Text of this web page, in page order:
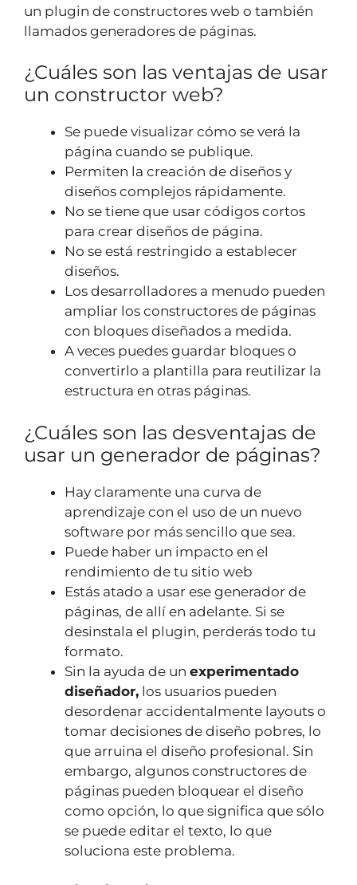
un plugin de constructores web o también
llamados generadores de páginas.
¿Cuáles son las ventajas de usar
un constructor web?
Se puede visualizar cómo se verá la
página cuando se publique.
Permiten la creación de diseños y
diseños complejos rápidamente.
No se tiene que usar códigos cortos
para crear diseños de página.
No se está restringido a establecer
diseños.
Los desarrolladores a menudo pueden
ampliar los constructores de páginas
con bloques diseñados a medida.
A veces puedes guardar bloques o
convertirlo a plantilla para reutilizar la
estructura en otras páginas.
¿Cuáles son las desventajas de
usar un generador de páginas?
Hay claramente una curva de
aprendizaje con el uso de un nuevo
software por más sencillo que sea.
Puede haber un impacto en el
rendimiento de tu sitio web
Estás atado a usar ese generador de
páginas, de allí en adelante. Si se
desinstala el plugin, perderás todo tu
formato.
Sin la ayuda de un experimentado
diseñador, los usuarios pueden
desordenar accidentalmente layouts o
tomar decisiones de diseño pobres, lo
que arruina el diseño profesional. Sin
embargo, algunos constructores de
páginas pueden bloquear el diseño
como opción, lo que significa que sólo
se puede editar el texto, lo que
soluciona este problema.